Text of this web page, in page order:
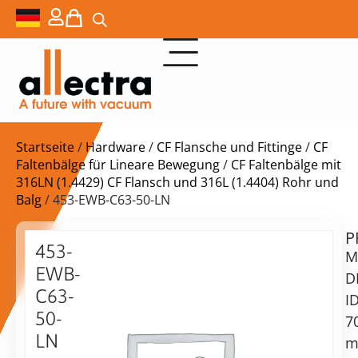
Startseite/ Hardware/ CF Flansche und Fittinge/ CF
Faltenbälge für Lineare Bewegung/ CF Faltenbälge mit
316LN (1.4429) CF Flansch und 316L (1.4404) Rohr und
Balg/ 453-EWB-C63-50-LN
453-
EWB-
C63-
50-
LN
$